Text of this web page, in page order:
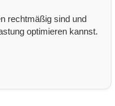
rechtmäßig sind und
optimieren kannst.